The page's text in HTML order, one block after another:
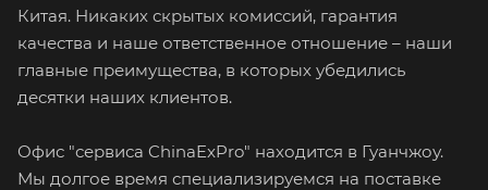
Китая. Никаких скрытых комиссий, гарантия
качества и наше ответственное отношение – наши
главные преимущества, в которых убедились
десятки наших клиентов.
Офис "сервиса ChinaExPro" находится в Гуанчжоу.
Мы долгое время специализируемся на поставке